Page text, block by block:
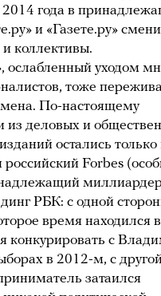
2014 года в
и «Газете.ру»
и коллективы.
ослабленный уходом
тоже
По-настоящему
деловых и
остались только
российский Forbes
РБК: с одной
время находился
конкурировать с
в 2012-м, с
затаился